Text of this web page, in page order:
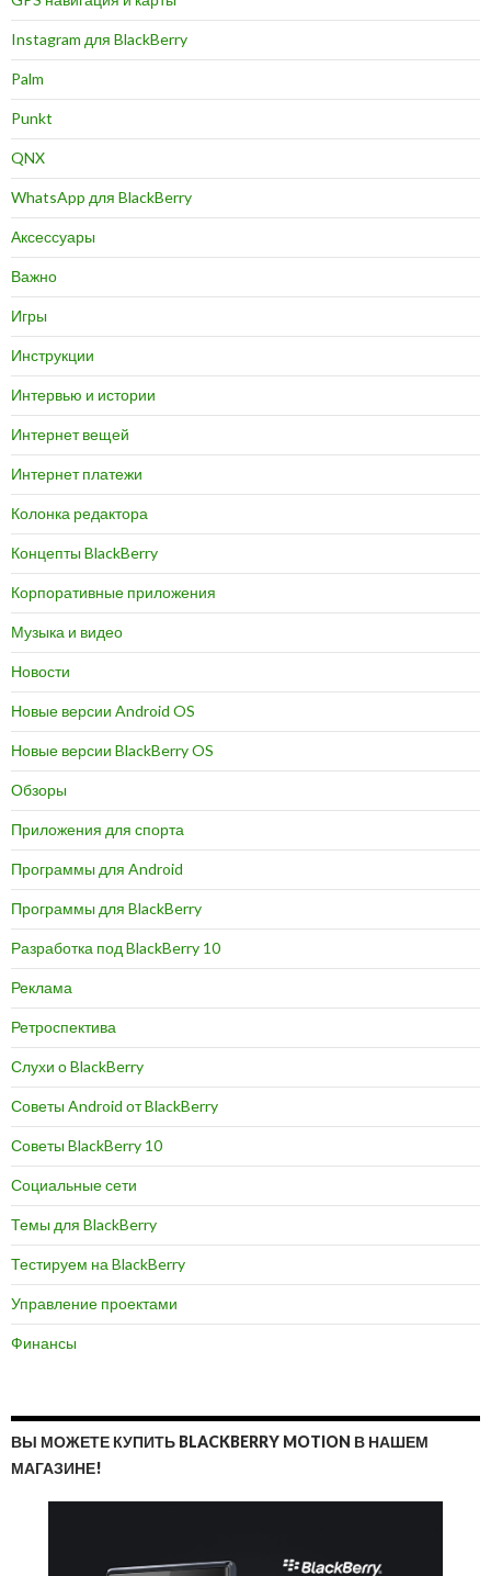
Instagram для BlackBerry
Palm
Punkt
QNX
WhatsApp для BlackBerry
Аксессуары
Важно
Игры
Инструкции
Интервью и истории
Интернет вещей
Интернет платежи
Колонка редактора
Концепты BlackBerry
Корпоративные приложения
Музыка и видео
Новости
Новые версии Android OS
Новые версии BlackBerry OS
Обзоры
Приложения для спорта
Программы для Android
Программы для BlackBerry
Разработка под BlackBerry 10
Реклама
Ретроспектива
Слухи о BlackBerry
Советы Android от BlackBerry
Советы BlackBerry 10
Социальные сети
Темы для BlackBerry
Тестируем на BlackBerry
Управление проектами
Финансы
ВЫ МОЖЕТЕ КУПИТЬ BLACKBERRY MOTION В НАШЕМ
МАГАЗИНЕ!